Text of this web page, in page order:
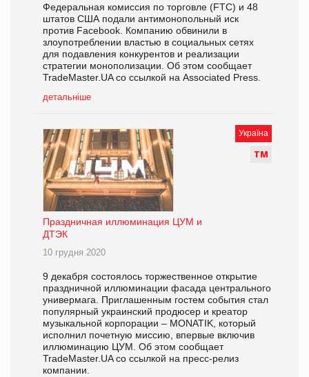
Федеральная комиссия по торговле (FTC) и 48
штатов США подали антимонопольный иск
против Facebook. Компанию обвинили в
злоупотреблении властью в социальных сетях
для подавления конкурентов и реализации
стратегии монополизации. Об этом сообщает
TradeMaster.UA со ссылкой на Associated Press.
детальніше
Україна
ТМ
Праздничная иллюминация ЦУМ и
ДТЭК
10 грудня 2020
9 декабря состоялось торжественное открытие
праздничной иллюминации фасада центрального
универмага. Приглашенным гостем события стал
популярный украинский продюсер и креатор
музыкальной корпорации – MONATIK, который
исполнил почетную миссию, впервые включив
иллюминацию ЦУМ. Об этом сообщает
TradeMaster.UA со ссылкой на пресс-релиз
компании.